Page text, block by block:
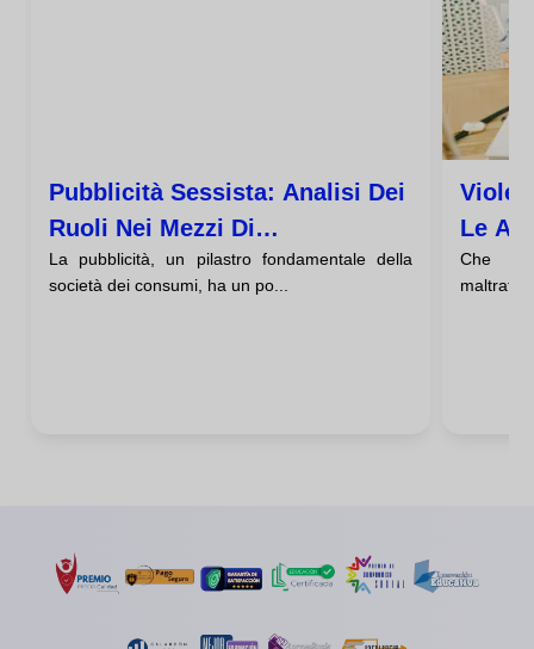
Pubblicità Sessista: Analisi Dei
Ruoli Nei Mezzi Di
Comunicazione
La pubblicità, un pilastro fondamentale della
società dei consumi, ha un po...
Le
Che